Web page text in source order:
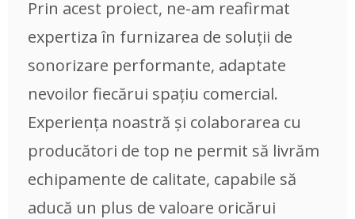
Prin acest proiect, ne-am reafirmat
expertiza în furnizarea de soluții de
sonorizare performante, adaptate
nevoilor fiecărui spațiu comercial.
Experiența noastră și colaborarea cu
producători de top ne permit să livrăm
echipamente de calitate, capabile să
aducă un plus de valoare oricărui